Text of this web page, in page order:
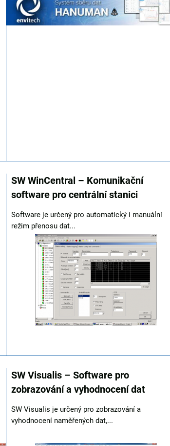
SW WinCentral – Komunikační
software pro centrální stanici
Software je určený pro automatický i manuální
režim přenosu dat...
SW Visualis – Software pro
zobrazování a vyhodnocení dat
SW Visualis je určený pro zobrazování a
vyhodnocení naměřených dat,...